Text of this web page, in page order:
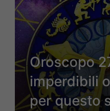
Oroscopo
imperdibili
per questo